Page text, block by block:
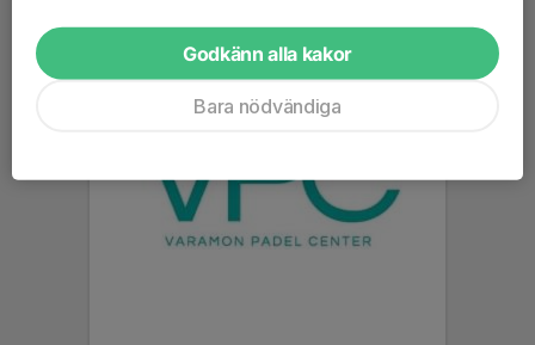
Godkänn alla kakor
Bara nödvändiga